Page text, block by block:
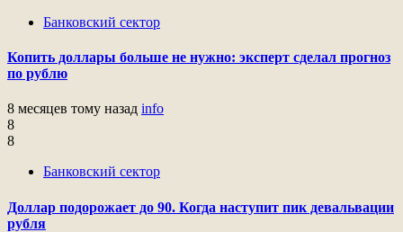
Банковский сектор
Копить доллары больше не нужно: эксперт сделал прогноз
по рублю
8 месяцев тому назад info
8
8
Банковский сектор
Доллар подорожает до 90. Когда наступит пик девальвации
рубля